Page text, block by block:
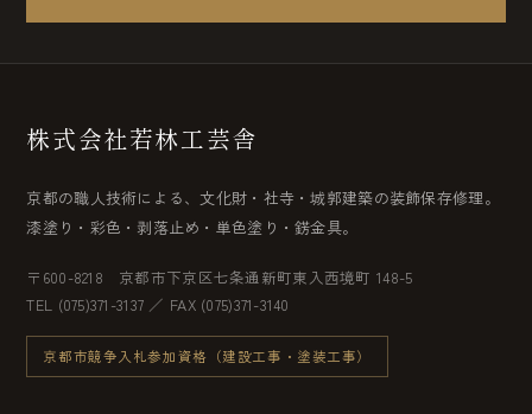
株式会社若林工芸舎
京都の職人技術による、文化財・社寺・城郭建築の装飾保存修理。
漆塗り・彩色・剥落止め・単色塗り・錺金具。
〒600-8218 京都市下京区七条通新町東入西境町 148-5
TEL (075)371-3137 ／ FAX (075)371-3140
京都市競争入札参加資格（建設工事・塗装工事）